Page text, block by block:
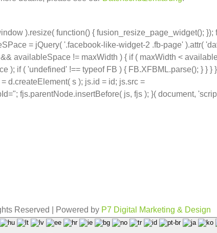
).resize( function() { fusion_resize_page_widget();
= jQuery( '.facebook-like-widget-2 .fb-page' ).attr(
availableSpace != maxWidth ) { if ( maxWidth <
if ( 'undefined' !== typeof FB ) { FB.XFBML.parse(); } } }
d.createElement( s ); js.id = id; js.src =
fjs.parentNode.insertBefore( js, fjs ); }( document,
Reserved | Powered by P7 Digital Marketing & Design